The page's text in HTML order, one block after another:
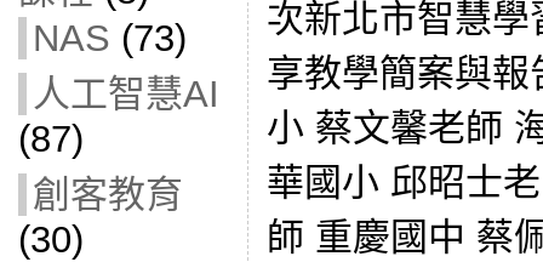
NAS (73)
人工智慧AI
(87)
創客教育
(30)
次新北市智慧
享教學簡案與
小 蔡文馨老師
華國小 邱昭士
師 重慶國中 蔡